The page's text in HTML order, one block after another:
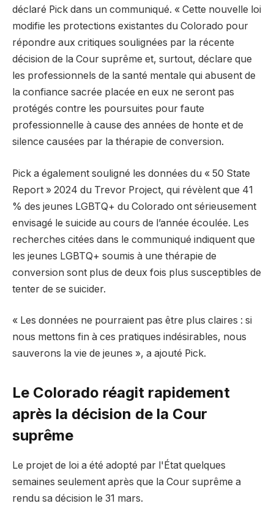
déclaré Pick dans un communiqué. « Cette nouvelle loi
modifie les protections existantes du Colorado pour
répondre aux critiques soulignées par la récente
décision de la Cour suprême et, surtout, déclare que
les professionnels de la santé mentale qui abusent de
la confiance sacrée placée en eux ne seront pas
protégés contre les poursuites pour faute
professionnelle à cause des années de honte et de
silence causées par la thérapie de conversion.
Pick a également souligné les données du « 50 State
Report » 2024 du Trevor Project, qui révèlent que 41
% des jeunes LGBTQ+ du Colorado ont sérieusement
envisagé le suicide au cours de l’année écoulée. Les
recherches citées dans le communiqué indiquent que
les jeunes LGBTQ+ soumis à une thérapie de
conversion sont plus de deux fois plus susceptibles de
tenter de se suicider.
« Les données ne pourraient pas être plus claires : si
nous mettons fin à ces pratiques indésirables, nous
sauverons la vie de jeunes », a ajouté Pick.
Le Colorado réagit rapidement
après la décision de la Cour
suprême
Le projet de loi a été adopté par l'État quelques
semaines seulement après que la Cour suprême a
rendu sa décision le 31 mars.